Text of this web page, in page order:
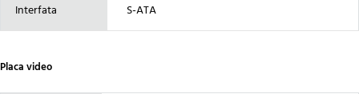
Interfata S-ATA
Placa video